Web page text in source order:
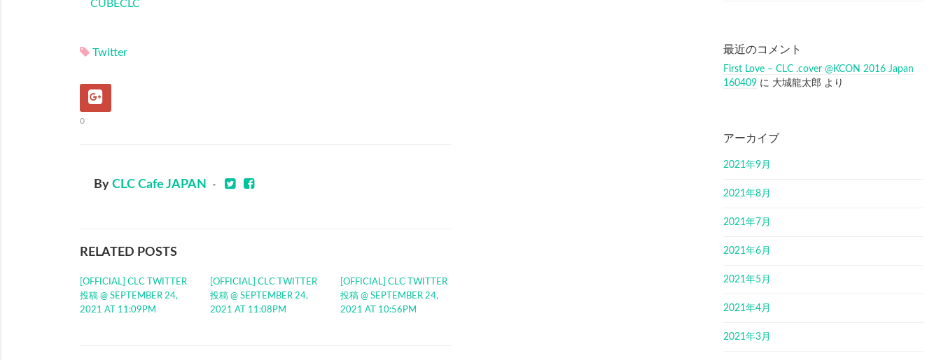
CUBECLC
Twitter
0
By CLC Cafe JAPAN -
RELATED POSTS
[OFFICIAL] CLC TWITTER
投稿 @ SEPTEMBER 24,
2021 AT 11:09PM
[OFFICIAL] CLC TWITTER
投稿 @ SEPTEMBER 24,
2021 AT 11:08PM
[OFFICIAL] CLC TWITTER
投稿 @ SEPTEMBER 24,
2021 AT 10:56PM
最近のコメント
First Love – CLC .cover @KCON 2016 Japan
160409 に 大城龍太郎 より
アーカイブ
2021年9月
2021年8月
2021年7月
2021年6月
2021年5月
2021年4月
2021年3月